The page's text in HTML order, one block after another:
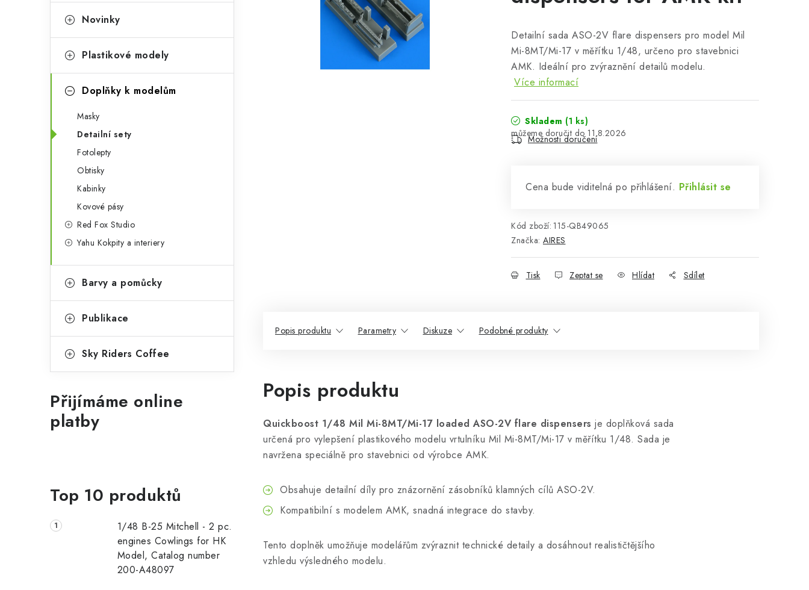
t
r
n
í
p
o
i
Novinky
Plastikové modely
Doplňky k modelům
Masky
Detailní sety
Fotolepty
Obtisky
Kabinky
Kovové pásy
Red Fox Studio
Yahu Kokpity a interiery
Barvy a pomůcky
Publikace
Sky Riders Coffee
Přijímáme online
platby
Top 10 produktů
1/48 B-25 Mitchell - 2 pc.
engines Cowlings for HK
Model, Catalog number
200-A48097
Detailní sada ASO-2V flare dispensers pro model Mil
Mi-8MT/Mi-17 v měřítku 1/48, určeno pro stavebnici
AMK. Ideální pro zvýraznění detailů modelu.
Více informací
Skladem (1 ks)
11.8.2026
Možnosti doručení
Cena bude viditelná po přihlášení. Přihlásit se
Kód zboží: 115-QB49065
Značka: AIRES
Tisk Zeptat se Hlídat Sdílet
Popis produktu Parametry Diskuze Podobné produkty
Popis produktu
Quickboost 1/48 Mil Mi-8MT/Mi-17 loaded ASO-2V flare dispensers je doplňková sada
určená pro vylepšení plastikového modelu vrtulníku Mil Mi-8MT/Mi-17 v měřítku 1/48. Sada je
navržena speciálně pro stavebnici od výrobce AMK.
Obsahuje detailní díly pro znázornění zásobníků klamných cílů ASO-2V.
Kompatibilní s modelem AMK, snadná integrace do stavby.
Tento doplněk umožňuje modelářům zvýraznit technické detaily a dosáhnout realističtějšího
vzhledu výsledného modelu.